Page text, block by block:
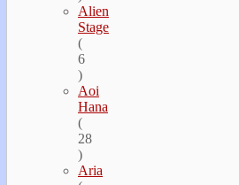
Alien
Stage
(
6
)
Aoi
Hana
(
28
)
Aria